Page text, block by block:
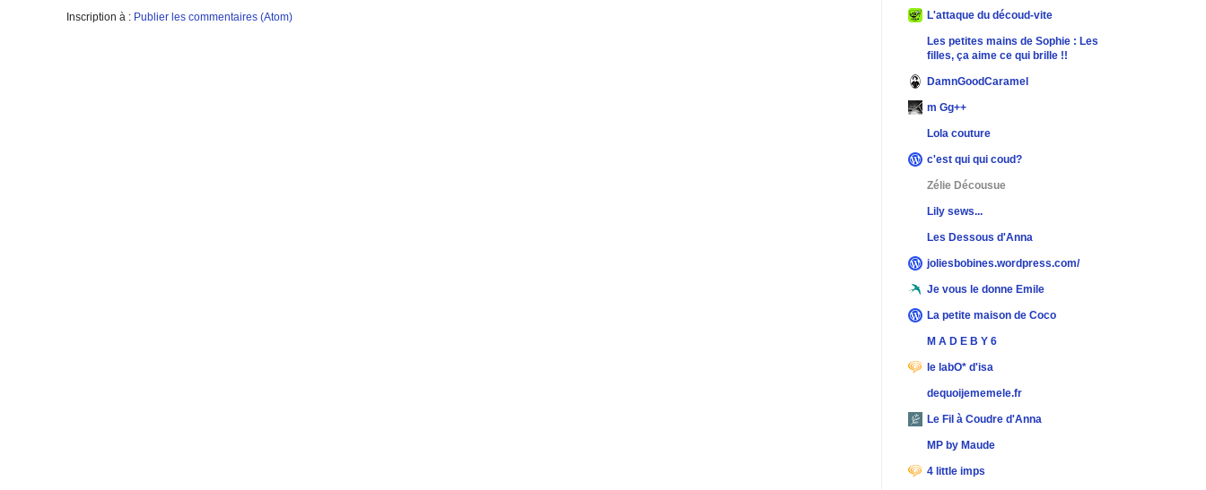
Inscription à : Publier les commentaires (Atom) L'attaque du découd-vite
Les petites mains de Sophie : Les
filles, ça aime ce qui brille !!
DamnGoodCaramel
m Gg++
Lola couture
c'est qui qui coud?
Zélie Décousue
Lily sews...
Les Dessous d'Anna
joliesbobines.wordpress.com/
Je vous le donne Emile
La petite maison de Coco
M A D E B Y 6
le labO* d'isa
dequoijememele.fr
Le Fil à Coudre d'Anna
MP by Maude
4 little imps